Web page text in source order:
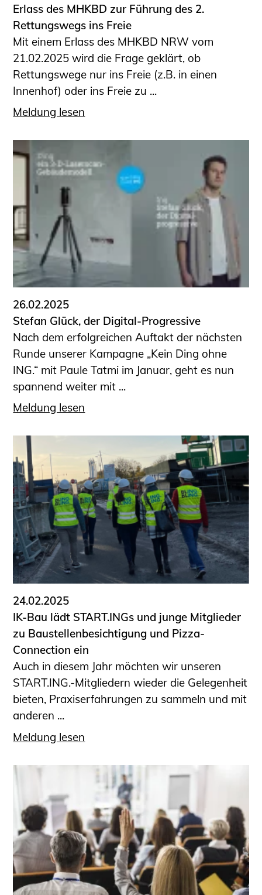
Kontakt und Anfahrt
Impressum
Datenschutz
Ingenieurakademie West
Erlass des MHKBD zur Führung des 2.
Rettungswegs ins Freie
Mit einem Erlass des MHKBD NRW vom
21.02.2025 wird die Frage geklärt, ob
Rettungswege nur ins Freie (z.B. in einen
Innenhof) oder ins Freie zu ...
Meldung lesen
26.02.2025
Stefan Glück, der Digital-Progressive
Nach dem erfolgreichen Auftakt der nächsten
Runde unserer Kampagne „Kein Ding ohne
ING.“ mit Paule Tatmi im Januar, geht es nun
spannend weiter mit ...
Meldung lesen
24.02.2025
IK-Bau lädt START.INGs und junge Mitglieder
zu Baustellenbesichtigung und Pizza-
Connection ein
Auch in diesem Jahr möchten wir unseren
START.ING.-Mitgliedern wieder die Gelegenheit
bieten, Praxiserfahrungen zu sammeln und mit
anderen ...
Meldung lesen